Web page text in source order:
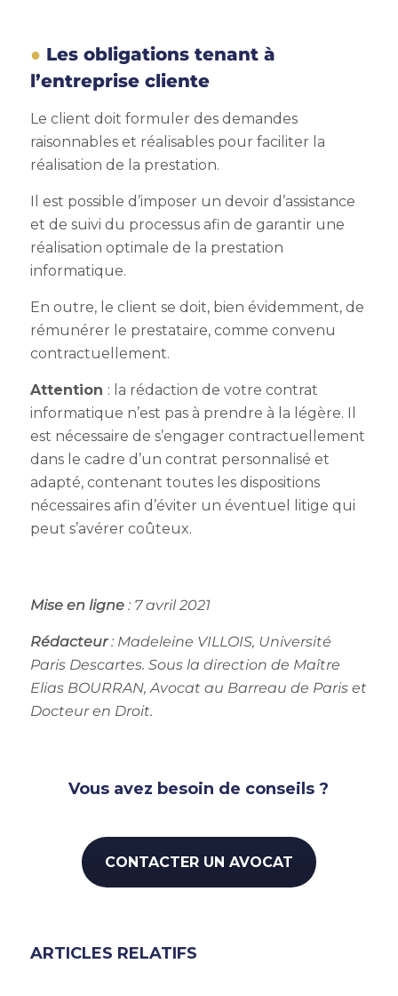
Les obligations tenant à
l’entreprise cliente
Le client doit formuler des demandes
raisonnables et réalisables pour faciliter la
réalisation de la prestation.
Il est possible d’imposer un devoir d’assistance
et de suivi du processus afin de garantir une
réalisation optimale de la prestation
informatique.
En outre, le client se doit, bien évidemment, de
rémunérer le prestataire, comme convenu
contractuellement.
Attention : la rédaction de votre contrat
informatique n’est pas à prendre à la légère. Il
est nécessaire de s’engager contractuellement
dans le cadre d’un contrat personnalisé et
adapté, contenant toutes les dispositions
nécessaires afin d’éviter un éventuel litige qui
peut s’avérer coûteux.
Mise en ligne: 7 avril 2021
Rédacteur: Madeleine VILLOIS, Université
Paris Descartes. Sous la direction de Maître
Elias BOURRAN, Avocat au Barreau de Paris et
Docteur en Droit.
Vous avez besoin de conseils ?
CONTACTER UN AVOCAT
ARTICLES RELATIFS